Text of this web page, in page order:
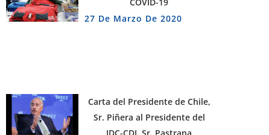
27 De Marzo De 2020
Carta del Presidente de Chile,
Sr. Piñera al Presidente del